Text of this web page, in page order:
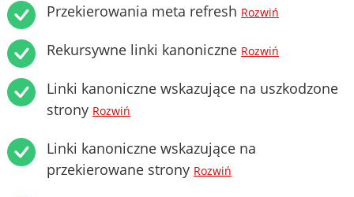
Przekierowania meta refresh Rozwiń
Rekursywne linki kanoniczne Rozwiń
Linki kanoniczne wskazujące na uszkodzone
strony Rozwiń
Linki kanoniczne wskazujące na
przekierowane strony Rozwiń